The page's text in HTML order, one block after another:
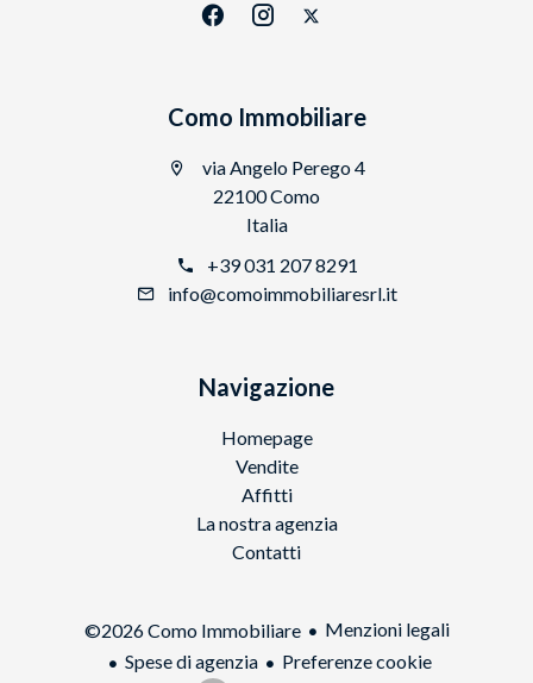
Como Immobiliare
via Angelo Perego 4
22100 Como
Italia
+39 031 207 8291
info@comoimmobiliaresrl.it
Navigazione
Homepage
Vendite
Affitti
La nostra agenzia
Contatti
©2026 Como Immobiliare
Menzioni legali
Spese di agenzia
Preferenze cookie